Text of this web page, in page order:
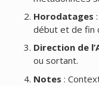
Horodatages
début et de fin
Direction de
ou sortant.
Notes :